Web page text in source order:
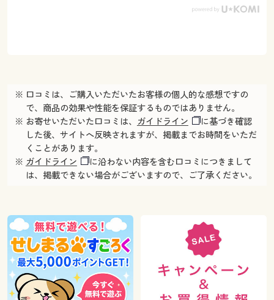
※ 口コミは、ご購入いただいたお客様の個人的な感想ですの
で、商品の効果や性能を保証するものではありません。
※ お寄せいただいた口コミは、 ガイドライン
に基づき確認
した後、サイトへ反映されますが、掲載までお時間をいただ
くことがあります。
※ ガイドライン
に沿わない内容を含む口コミにつきまして
は、掲載できない場合がございますので、ご了承ください。